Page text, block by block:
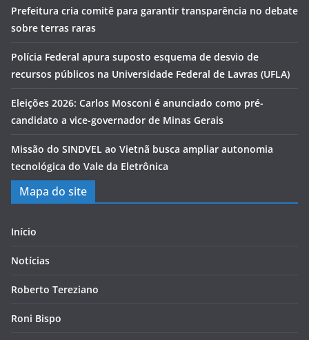
Prefeitura cria comitê para garantir transparência no debate
sobre terras raras
Polícia Federal apura suposto esquema de desvio de
recursos públicos na Universidade Federal de Lavras (UFLA)
Eleições 2026: Carlos Mosconi é anunciado como pré-
candidato a vice-governador de Minas Gerais
Missão do SINDVEL ao Vietnã busca ampliar autonomia
tecnológica do Vale da Eletrônica
Mapa do site
Início
Notícias
Roberto Tereziano
Roni Bispo